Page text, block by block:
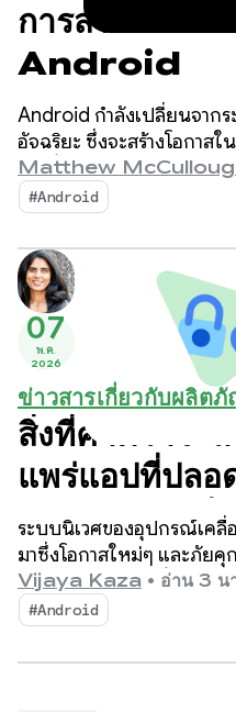
การสร้างระบ
Android
Android กำลังเปลี่ยนจาก
อัจฉริยะ ซึ่งจะสร้างโอกาส
มากขึ้น โดยมีการประกาศใ
Show
Matthew
#Android
07
พ.ค.
2026
ข่าวสารเกี่ยวกับผลิต
สิ่งที่คาดว่าจะ
แพร่แอปที่ปลอ
ง่ายและรวดเร็
ระบบนิเวศของอุปกรณ์เค
มาซึ่งโอกาสใหม่ๆ และภัยคุ
เปลี่ยนแปลงเหล่านี้ แต่
คงมุ่งมั่นที่จะทำให้ผู้ใช้หล
กับแอปได้อย่างมั่นใจ และ
นวัตกรรมได้อย่างเต็มที่
Vijaya Kaza • อ่าน 3 น
#Android